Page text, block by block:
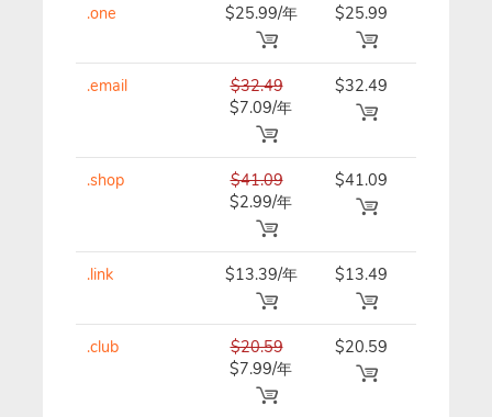
.one $25.99/年 $25.99
.email
$32.49
$7.09/年
$32.49
.shop
$41.09
$2.99/年
$41.09
.link $13.39/年 $13.49
.club
$20.59
$7.99/年
$20.59